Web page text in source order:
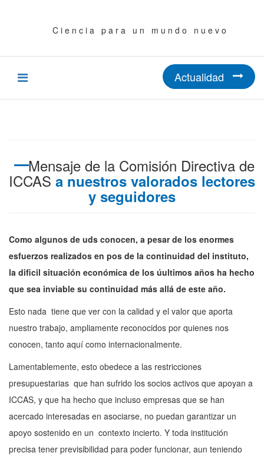
C i e n c i a p a r a u n m u n d o n u e v o
Actualidad
Mensaje de la Comisión Directiva de
ICCAS a nuestros valorados lectores
y seguidores
Como algunos de uds conocen, a pesar de los enormes
esfuerzos realizados en pos de la continuidad del instituto,
la dificil situación económica de los úultimos años ha hecho
que sea inviable su continuidad más allá de este año.
Esto nada tiene que ver con la calidad y el valor que aporta
nuestro trabajo, ampliamente reconocidos por quienes nos
conocen, tanto aquí como internacionalmente.
Lamentablemente, esto obedece a las restricciones
presupuestarias que han sufrido los socios activos que apoyan a
ICCAS, y que ha hecho que incluso empresas que se han
acercado interesadas en asociarse, no puedan garantizar un
apoyo sostenido en un contexto incierto. Y toda institución
precisa tener previsibilidad para poder funcionar, aun teniendo